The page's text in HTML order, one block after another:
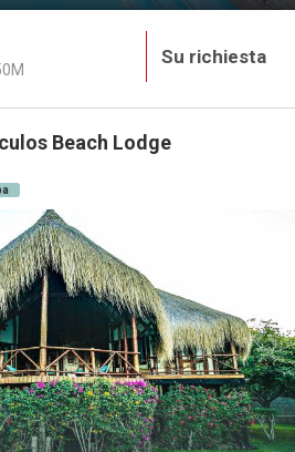
Su richiesta
Beach Lodge